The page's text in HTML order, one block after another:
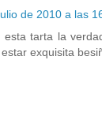
de 2010 a las
esta tarta la
exquisita